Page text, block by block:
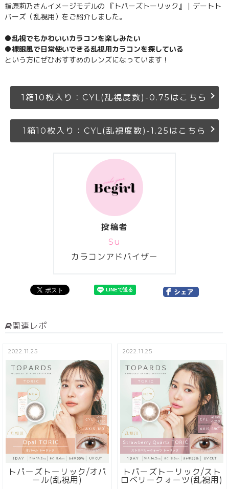
指原莉乃さんイメージモデルの 『トパーズトーリック』｜デートト
パーズ（乱視用）をご紹介しました。
●乱視でもかわいいカラコンを楽しみたい
●裸眼風で日常使いできる乱視用カラコンを探している
という方にぜひおすすめのレンズになっています！
1箱10枚入り：CYL(乱視度数)-0.75はこちら
1箱10枚入り：CYL(乱視度数)-1.25はこちら
投稿者
Su
カラコンアドバイザー
関連レポ
2022.11.25
トパーズトーリック/オパ
ール(乱視用)
2022.11.25
トパーズトーリック/スト
ロベリークォーツ(乱視用)